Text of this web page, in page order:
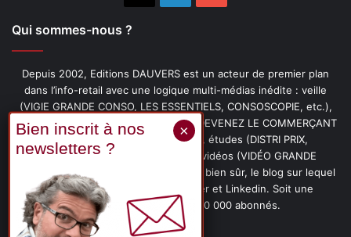
Qui sommes-nous ?
Depuis 2002, Editions DAUVERS est un acteur de premier plan
dans l’info-retail avec une logique multi-médias inédite : veille
(VIGIE GRANDE CONSO, LES ESSENTIELS, CONSOSCOPIE, etc.),
livres (PENSER-CLIENT, IMAGE-PRIX, DEVENEZ LE COMMERÇANT
PRÉFÉRÉ DE VOS CLIENTS, etc.), études (DISTRI PRIX,
PROMOFLASH, DRIVE INSIGHTS), vidéos (VIDÉO GRANDE
CONSO), podcasts (CAFÉ CONSO) et, bien sûr, le blog sur lequel
vous êtes, ainsi que les fils Twitter et Linkedin. Soit une
communauté de plus de 150 000 abonnés.